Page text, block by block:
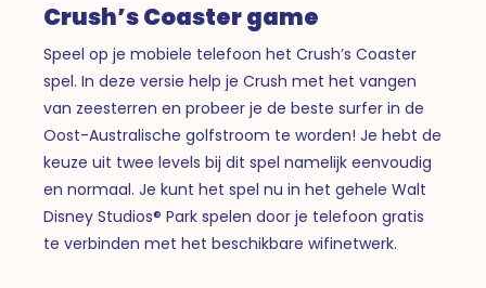
Crush’s Coaster game
Speel op je mobiele telefoon het Crush’s Coaster
spel. In deze versie help je Crush met het vangen
van zeesterren en probeer je de beste surfer in de
Oost-Australische golfstroom te worden! Je hebt de
keuze uit twee levels bij dit spel namelijk eenvoudig
en normaal. Je kunt het spel nu in het gehele Walt
Disney Studios® Park spelen door je telefoon gratis
te verbinden met het beschikbare wifinetwerk.